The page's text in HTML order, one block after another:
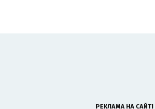
РЕКЛАМА НА САЙТІ